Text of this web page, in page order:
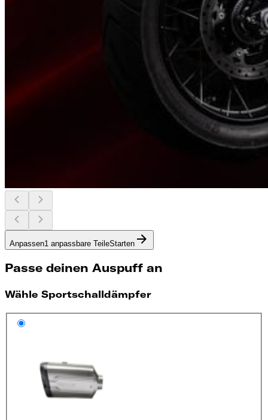
Anpassen1 anpassbare TeileStarten
Passe deinen Auspuff an
Wähle Sportschalldämpfer